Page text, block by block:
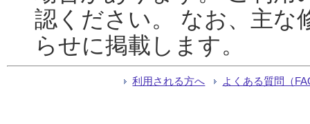
認ください。 なお、主な
らせに掲載します。
利用される方へ よくある質問（